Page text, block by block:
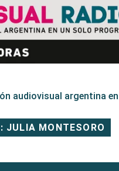
audiovisual argentina
JULIA MONTESORO